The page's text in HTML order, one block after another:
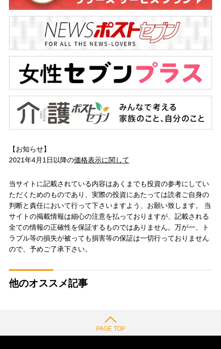
【お知らせ】
2021年4月1日以降の価格表示に関して
当サイトに記載されている内容はあくまでも投資の参考にしてい
ただくためのものであり、実際の投資にあたっては読者ご自身の
判断と責任において行って下さいますよう、お願い致します。 当
サイトの掲載情報は細心の注意を払っておりますが、記載される
全ての情報の正確性を保証するものではありません。万が一、ト
ラブル等の損失が被っても損害等の保証は一切行っておりません
ので、予めご了承下さい。
他のオススメ記事
PAGE TOP